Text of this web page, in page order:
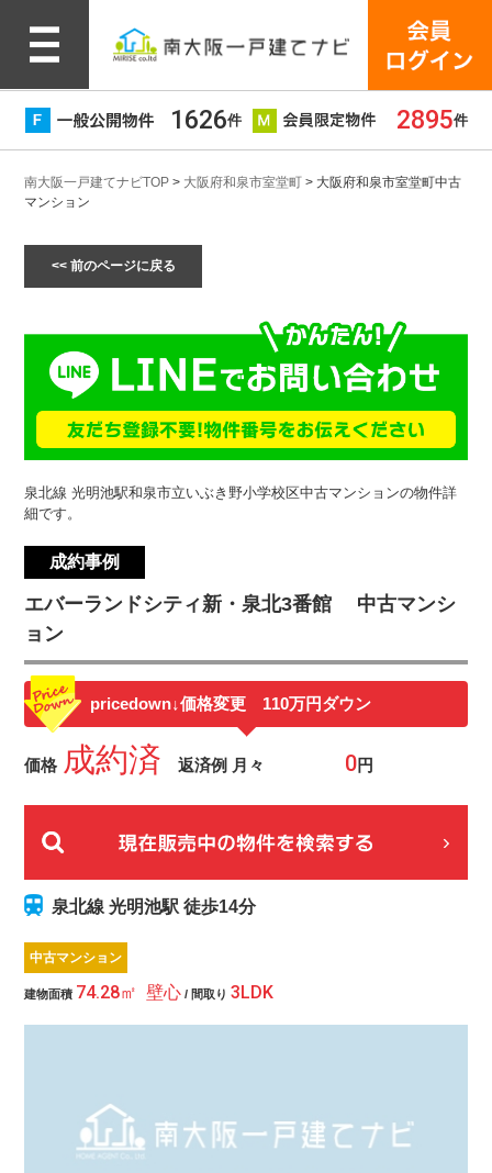
1626件 2895件
南大阪一戸建てナビTOP > 大阪府和泉市室堂町 > 大阪府和泉市室堂町中古
マンション
<< 前のページに戻る
泉北線 光明池駅和泉市立いぶき野小学校区中古マンションの物件詳
細です。
成約事例
エバーランドシティ新・泉北3番館 中古マンシ
ョン
pricedown↓価格変更 110万円ダウン
価格 成約済 返済例 月々 円
泉北線 光明池駅 徒歩14分
中古マンション
建物面積 74.28㎡ 壁心 / 間取り3LDK